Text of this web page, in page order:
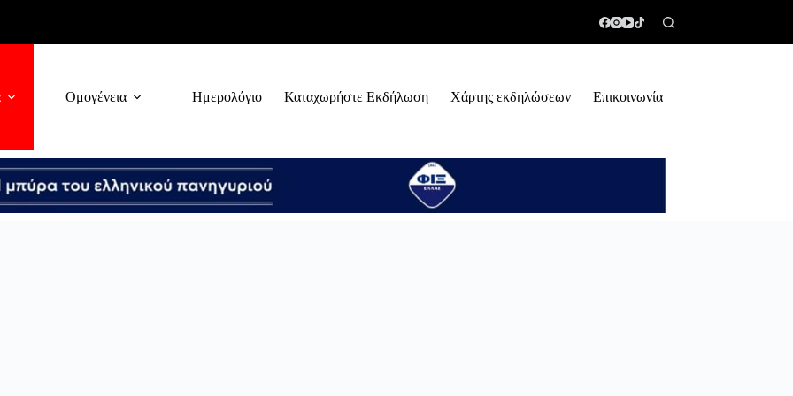
Ομογένεια Ημερολόγιο Καταχωρήστε Εκδήλωση Χάρτης εκδηλώσεων Επικοινωνία